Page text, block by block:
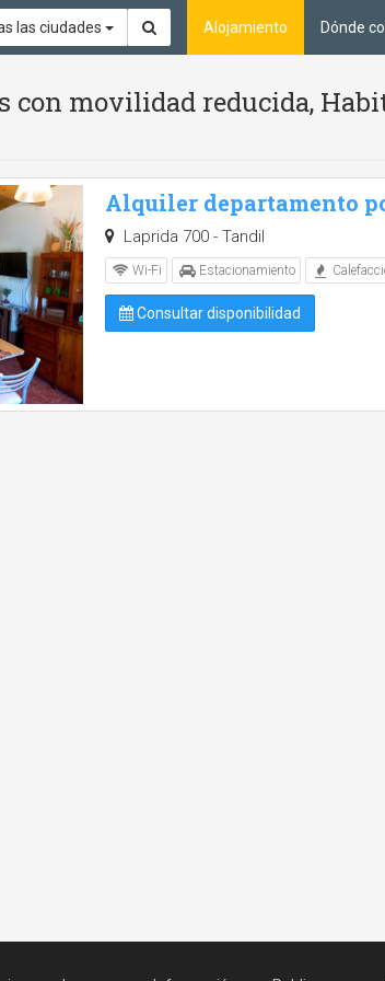
las ciudades Alojamiento Dónde
con movilidad reducida,
Alquiler departamento
Laprida 700 - Tandil
Wi-Fi Estacionamiento
Consultar disponibilidad